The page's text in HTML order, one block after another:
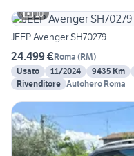
10
JEEP Avenger SH70279
24.499 €Roma (RM)
Usato
11/2024 9435 Km
Rivenditore Autohero Roma